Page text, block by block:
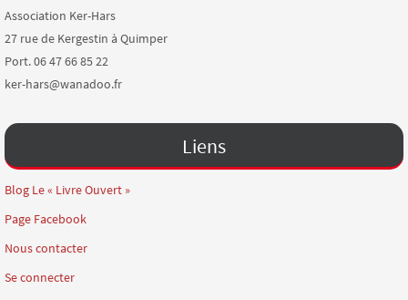
Association Ker-Hars
27 rue de Kergestin à Quimper
Port. 06 47 66 85 22
ker-hars@wanadoo.fr
Liens
Blog Le « Livre Ouvert »
Page Facebook
Nous contacter
Se connecter